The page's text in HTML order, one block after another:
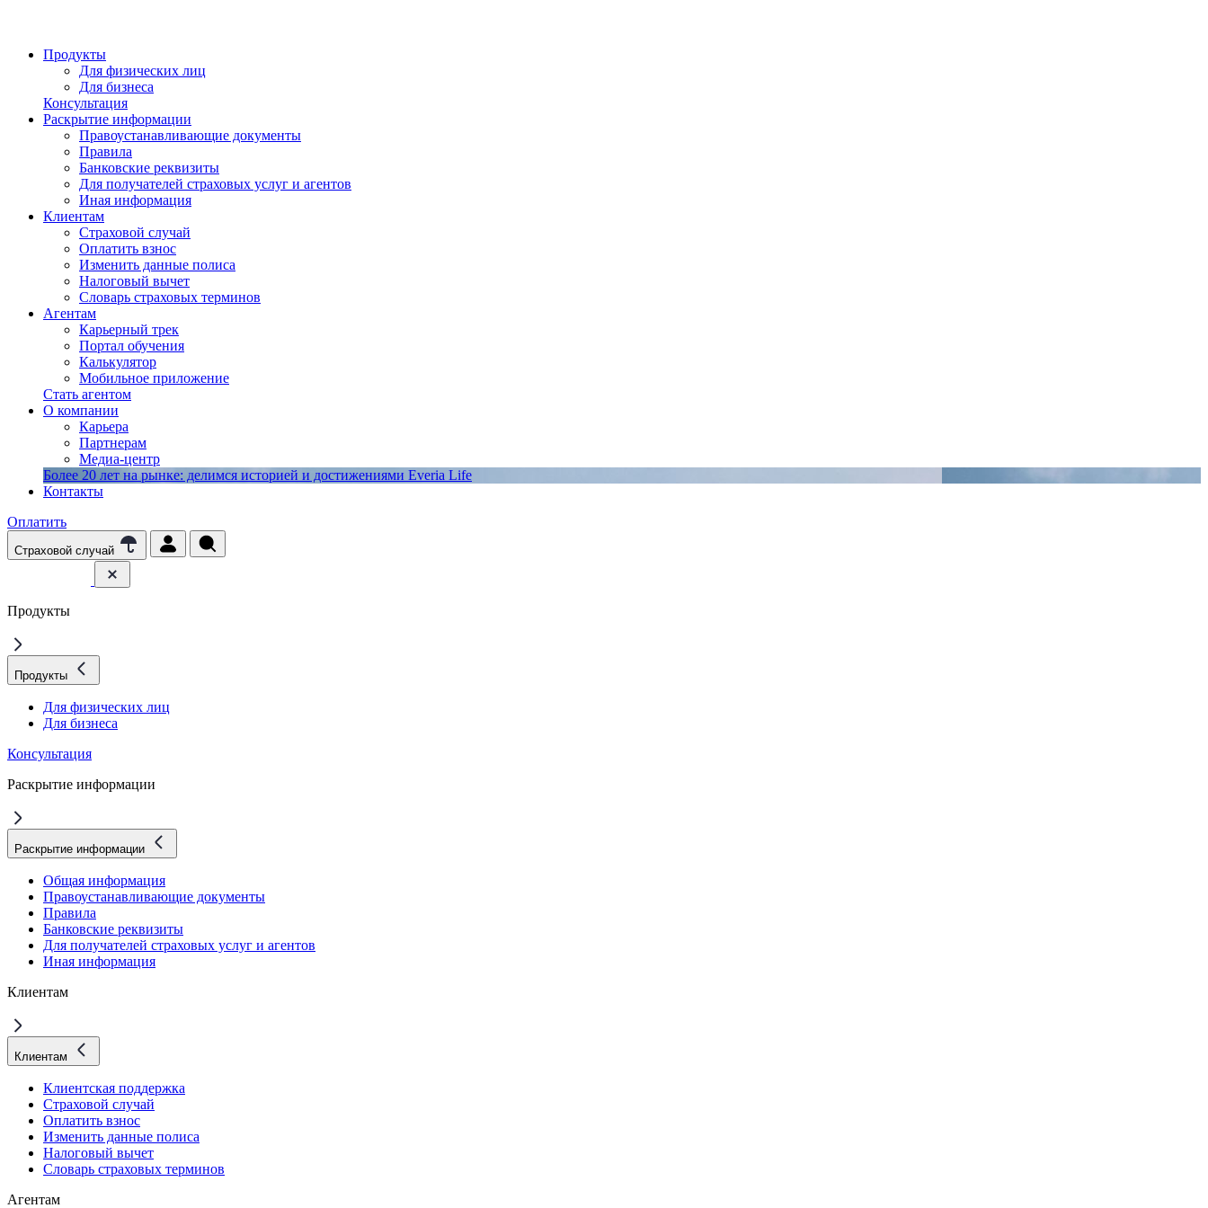
Продукты
Для физических лиц
Для бизнеса
Консультация
Раскрытие информации
Правоустанавливающие документы
Правила
Банковские реквизиты
Для получателей страховых услуг и агентов
Иная информация
Клиентам
Страховой случай
Оплатить взнос
Изменить данные полиса
Налоговый вычет
Словарь страховых терминов
Агентам
Карьерный трек
Портал обучения
Калькулятор
Мобильное приложение
Стать агентом
О компании
Карьера
Партнерам
Медиа-центр
Более 20 лет на рынке: делимся историей и достижениями Everia Life
Контакты
Оплатить
Страховой случай
Продукты
Продукты
Для физических лиц
Для бизнеса
Консультация
Раскрытие информации
Раскрытие информации
Общая информация
Правоустанавливающие документы
Правила
Банковские реквизиты
Для получателей страховых услуг и агентов
Иная информация
Клиентам
Клиентам
Клиентская поддержка
Страховой случай
Оплатить взнос
Изменить данные полиса
Налоговый вычет
Словарь страховых терминов
Агентам